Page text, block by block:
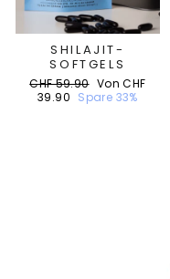
SHILAJIT-
SOFTGELS
Normaler
Preis
CHF 59.90 Sonderpreis
Von CHF
39.90 Spare 33%